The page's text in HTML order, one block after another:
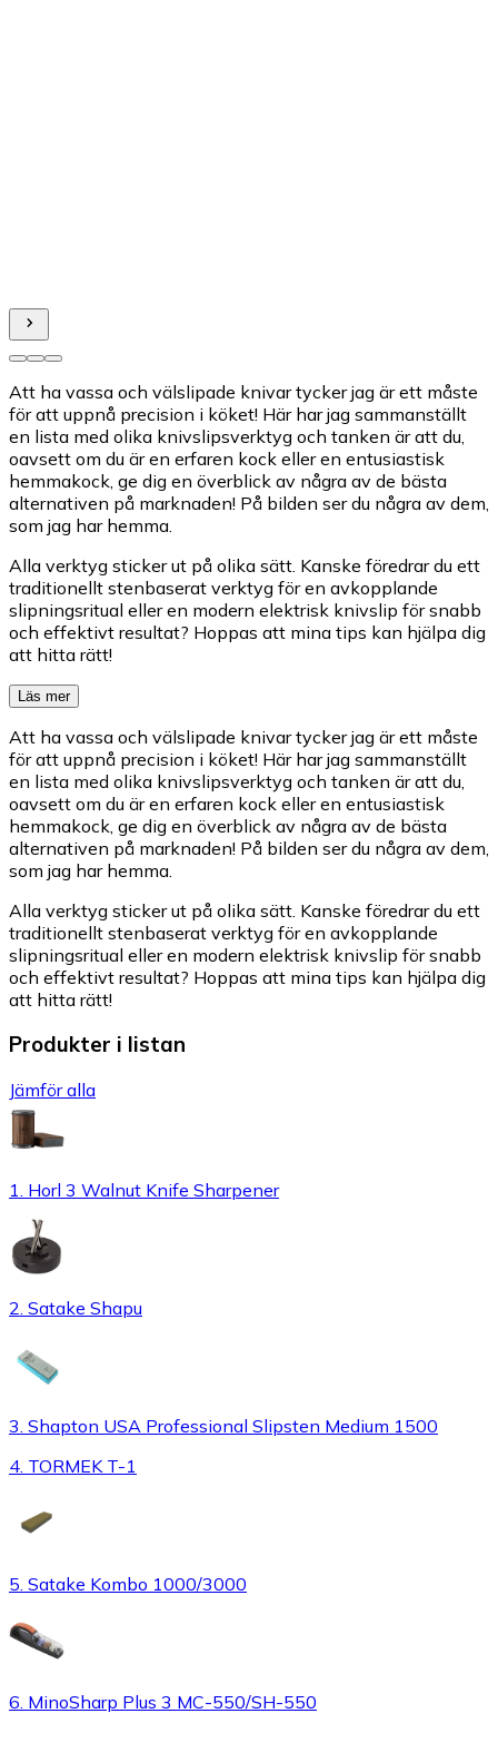
Att ha vassa och välslipade knivar tycker jag är ett måste
för att uppnå precision i köket! Här har jag sammanställt
en lista med olika knivslipsverktyg och tanken är att du,
oavsett om du är en erfaren kock eller en entusiastisk
hemmakock, ge dig en överblick av några av de bästa
alternativen på marknaden! På bilden ser du några av dem,
som jag har hemma.
Alla verktyg sticker ut på olika sätt. Kanske föredrar du ett
traditionellt stenbaserat verktyg för en avkopplande
slipningsritual eller en modern elektrisk knivslip för snabb
och effektivt resultat? Hoppas att mina tips kan hjälpa dig
att hitta rätt!
Läs mer
Att ha vassa och välslipade knivar tycker jag är ett måste
för att uppnå precision i köket! Här har jag sammanställt
en lista med olika knivslipsverktyg och tanken är att du,
oavsett om du är en erfaren kock eller en entusiastisk
hemmakock, ge dig en överblick av några av de bästa
alternativen på marknaden! På bilden ser du några av dem,
som jag har hemma.
Alla verktyg sticker ut på olika sätt. Kanske föredrar du ett
traditionellt stenbaserat verktyg för en avkopplande
slipningsritual eller en modern elektrisk knivslip för snabb
och effektivt resultat? Hoppas att mina tips kan hjälpa dig
att hitta rätt!
Produkter i listan
Jämför alla
1. Horl 3 Walnut Knife Sharpener
2. Satake Shapu
3. Shapton USA Professional Slipsten Medium 1500
4. TORMEK T-1
5. Satake Kombo 1000/3000
6. MinoSharp Plus 3 MC-550/SH-550